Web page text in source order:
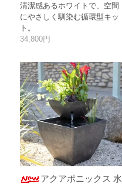
清潔感あるホワイトで、空間
にやさしく馴染む循環型キッ
ト。
34,800円
アクアポニックス 水